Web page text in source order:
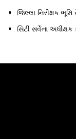
જિલ્લા નિરીક્ષક
સિટી સર્વેના